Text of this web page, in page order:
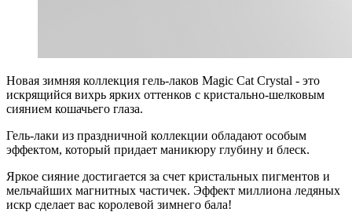
Новая зимняя коллекция гель-лаков Magic Cat Crystal - это
искрящийся вихрь ярких оттенков с кристально-шелковым
сиянием кошачьего глаза.
Гель-лаки из праздничной коллекции обладают особым
эффектом, который придает маникюру глубину и блеск.
Яркое сияние достигается за счет кристальных пигментов и
мельчайших магнитных частичек. Эффект миллиона ледяных
искр сделает вас королевой зимнего бала!